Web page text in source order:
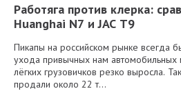
Работяга против клерка:
Huanghai N7 и JAC T9
Пикапы на российском рынке всегда
ухода привычных нам автомобильных
лёгких грузовичков резко выросла.
продали около 22 т...